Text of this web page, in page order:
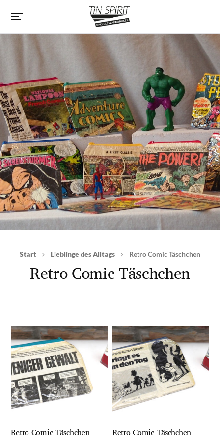
Start Lieblinge des Alltags Retro Comic Täschchen
Retro Comic Täschchen
Retro Comic Täschchen Retro Comic Täschchen